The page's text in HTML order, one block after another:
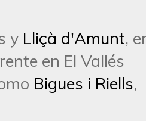
y Lliçà d'Amunt,
en El Vallés
Bigues i Riells,